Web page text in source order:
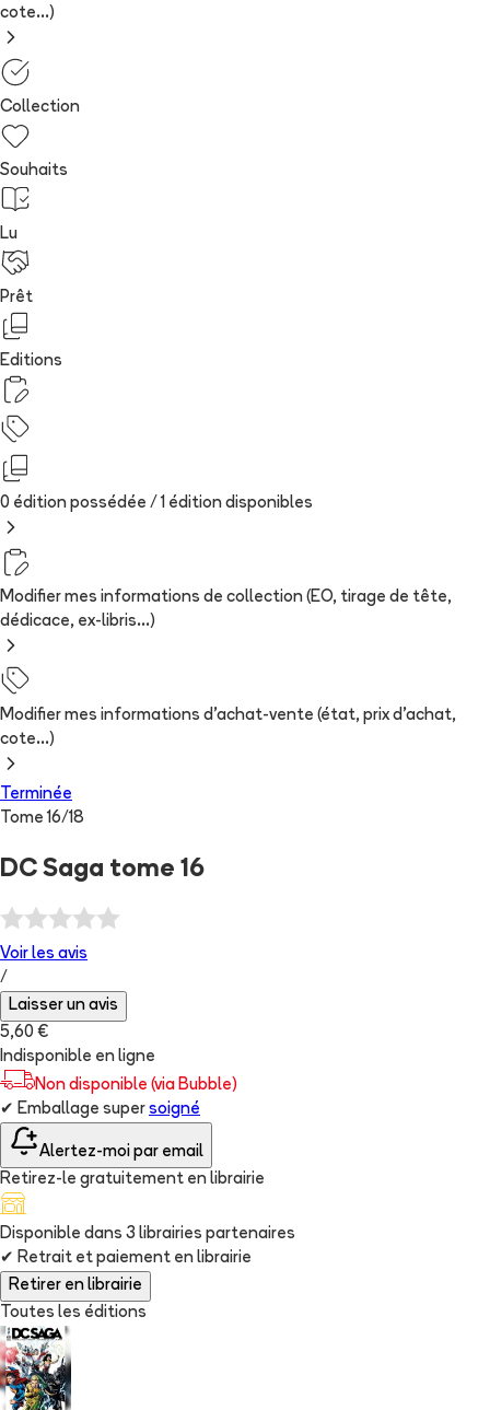
cote...)
Collection
Souhaits
Lu
Prêt
Editions
0 édition possédée / 1 édition disponibles
Modifier mes informations de collection (EO, tirage de tête,
dédicace, ex-libris...)
Modifier mes informations d'achat-vente (état, prix d'achat,
cote...)
Terminée
Tome 16/18
DC Saga tome 16
Voir les avis
/
Laisser un avis
5,60 €
Indisponible en ligne
Non disponible (via Bubble)
✔ Emballage super soigné
Alertez-moi par email
Retirez-le gratuitement en librairie
Disponible dans 3 librairies partenaires
✔ Retrait et paiement en librairie
Retirer en librairie
Toutes les éditions